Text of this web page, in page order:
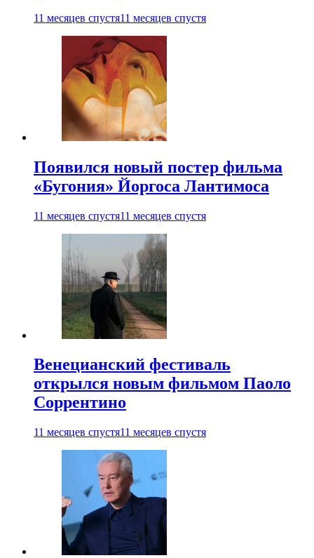
11 месяцев спустя11 месяцев спустя
Появился новый постер фильма
«Бугония» Йоргоса Лантимоса
11 месяцев спустя11 месяцев спустя
Венецианский фестиваль
открылся новым фильмом Паоло
Соррентино
11 месяцев спустя11 месяцев спустя